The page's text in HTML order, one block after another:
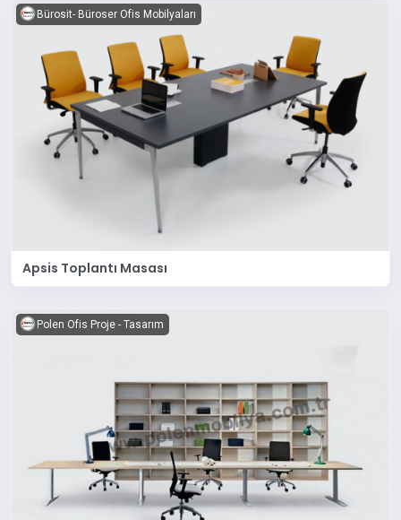
Bürosit- Büroser Ofis Mobilyaları
Apsis Toplantı Masası
Polen Ofis Proje - Tasarım